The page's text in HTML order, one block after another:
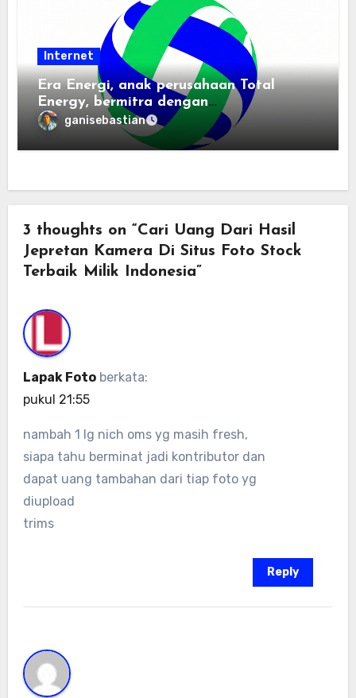
Internet
Era Energi, anak perusahaan Total
Energy, bermitra dengan
Zhuochuangtong untuk mempercepat
transisi energi Indonesia — raksasa
energi global bergabung dengan tim
ganisebastian
3 thoughts on “Cari Uang Dari Hasil
Jepretan Kamera Di Situs Foto Stock
Terbaik Milik Indonesia”
Lapak Foto berkata:
pukul 21:55
nambah 1 lg nich oms yg masih fresh,
siapa tahu berminat jadi kontributor dan
dapat uang tambahan dari tiap foto yg
diupload
trims
Reply